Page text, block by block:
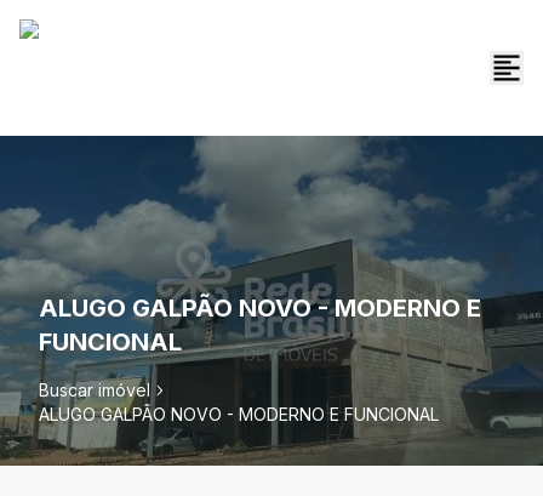
ALUGO GALPÃO NOVO - MODERNO E
FUNCIONAL
Buscar imóvel
ALUGO GALPÃO NOVO - MODERNO E FUNCIONAL